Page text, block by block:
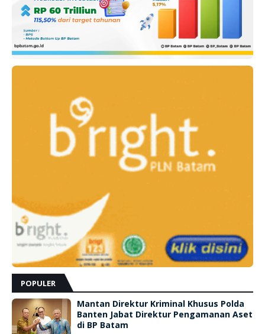
POPULER
Mantan Direktur Kriminal Khusus Polda
Banten Jabat Direktur Pengamanan Aset
di BP Batam